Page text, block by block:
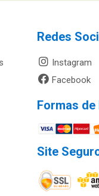
Redes
Instagram
Facebook
Formas
Site